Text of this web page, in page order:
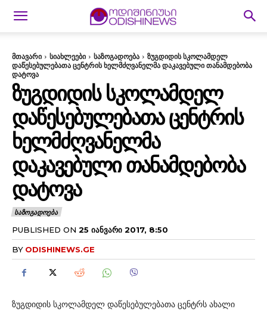
მთავარი სიახლეები საზოგადოება
ზუგდიდის სკოლამდელ
დაწესებულებათა ცენტრის ხელმძღვანელმა დაკავებული თანამდებობა
დატოვა
ᲖᲣᲒᲓᲘᲓᲘᲡ ᲡᲙᲝᲚᲐᲛᲓᲔᲚ
ᲓᲐᲬᲔᲡᲔᲑᲣᲚᲔᲑᲐᲗᲐ ᲪᲔᲜᲢᲠᲘᲡ
ᲮᲔᲚᲛᲫᲦᲕᲐᲜᲔᲚᲛᲐ
ᲓᲐᲙᲐᲕᲔᲑᲣᲚᲘ ᲗᲐᲜᲐᲛᲓᲔᲑᲝᲑᲐ
ᲓᲐᲢᲝᲕᲐ
ᲡᲐᲖᲝᲒᲐᲓᲝᲔᲑᲐ
PUBLISHED ON 25 ᲘᲐᲜᲕᲐᲠᲘ 2017, 8:50
BY ODISHINEWS.GE
ზუგდიდის სკოლამდელ დაწესებულებათა ცენტრს ახალი